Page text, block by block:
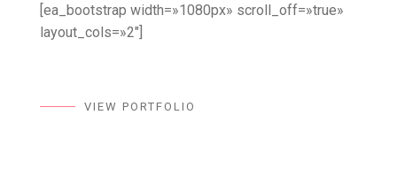
[ea_bootstrap width=»1080px» scroll_off=»true»
layout_cols=»2″]
VIEW PORTFOLIO